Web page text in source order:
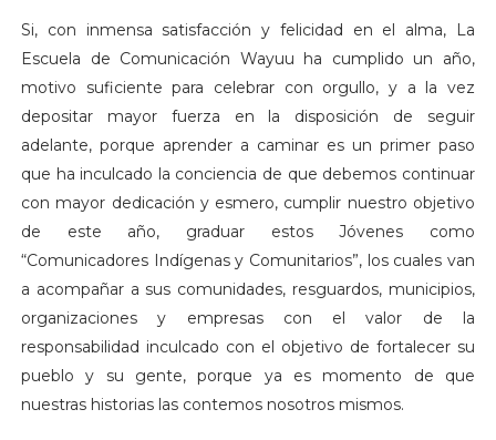
Si, con inmensa satisfacción y felicidad en el alma, La
Escuela de Comunicación Wayuu ha cumplido un año,
motivo suficiente para celebrar con orgullo, y a la vez
depositar mayor fuerza en la disposición de seguir
adelante, porque aprender a caminar es un primer paso
que ha inculcado la conciencia de que debemos continuar
con mayor dedicación y esmero, cumplir nuestro objetivo
de este año, graduar estos Jóvenes como
“Comunicadores Indígenas y Comunitarios”, los cuales van
a acompañar a sus comunidades, resguardos, municipios,
organizaciones y empresas con el valor de la
responsabilidad inculcado con el objetivo de fortalecer su
pueblo y su gente, porque ya es momento de que
nuestras historias las contemos nosotros mismos.